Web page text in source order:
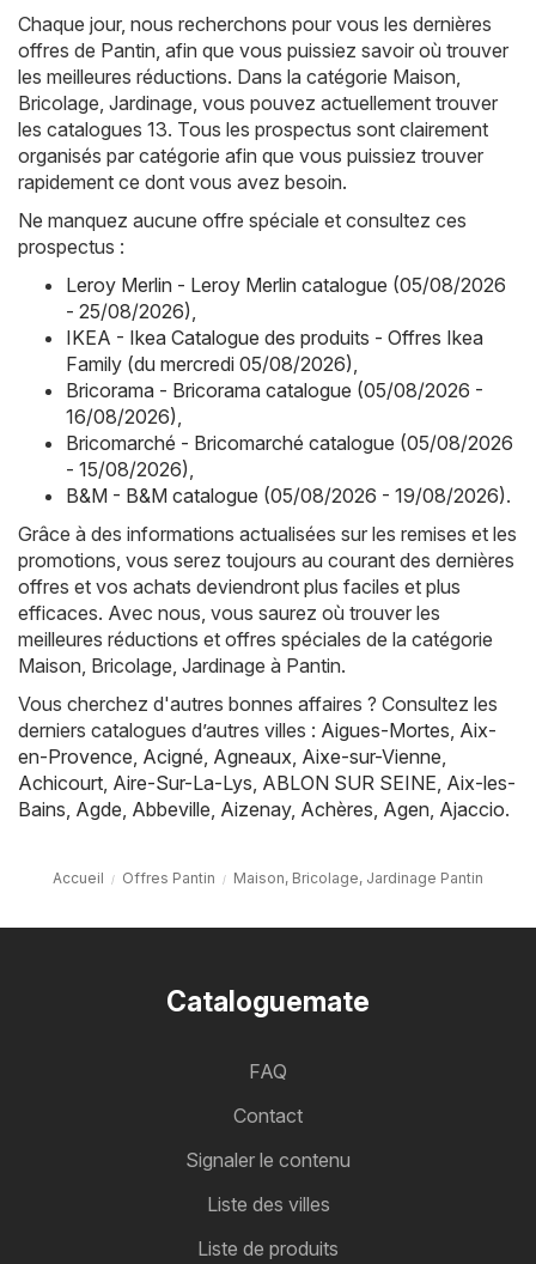
Chaque jour, nous recherchons pour vous les dernières
offres de Pantin, afin que vous puissiez savoir où trouver
les meilleures réductions. Dans la catégorie Maison,
Bricolage, Jardinage, vous pouvez actuellement trouver
les catalogues 13. Tous les prospectus sont clairement
organisés par catégorie afin que vous puissiez trouver
rapidement ce dont vous avez besoin.
Ne manquez aucune offre spéciale et consultez ces
prospectus :
Leroy Merlin - Leroy Merlin catalogue (05/08/2026
- 25/08/2026),
IKEA - Ikea Catalogue des produits - Offres Ikea
Family (du mercredi 05/08/2026),
Bricorama - Bricorama catalogue (05/08/2026 -
16/08/2026),
Bricomarché - Bricomarché catalogue (05/08/2026
- 15/08/2026),
B&M - B&M catalogue (05/08/2026 - 19/08/2026).
Grâce à des informations actualisées sur les remises et les
promotions, vous serez toujours au courant des dernières
offres et vos achats deviendront plus faciles et plus
efficaces. Avec nous, vous saurez où trouver les
meilleures réductions et offres spéciales de la catégorie
Maison, Bricolage, Jardinage à Pantin.
Vous cherchez d'autres bonnes affaires ? Consultez les
derniers catalogues d’autres villes : Aigues-Mortes, Aix-
en-Provence, Acigné, Agneaux, Aixe-sur-Vienne,
Achicourt, Aire-Sur-La-Lys, ABLON SUR SEINE, Aix-les-
Bains, Agde, Abbeville, Aizenay, Achères, Agen, Ajaccio.
Accueil Offres Pantin Maison, Bricolage, Jardinage Pantin
Cataloguemate
FAQ
Contact
Signaler le contenu
Liste des villes
Liste de produits